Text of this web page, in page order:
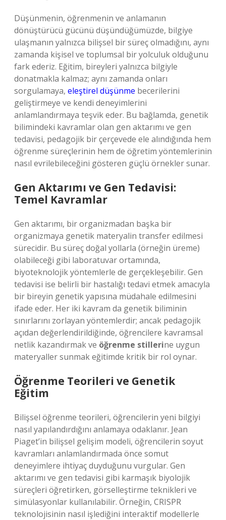
Düşünmenin, öğrenmenin ve anlamanın
dönüştürücü gücünü düşündüğümüzde, bilgiye
ulaşmanın yalnızca bilişsel bir süreç olmadığını, aynı
zamanda kişisel ve toplumsal bir yolculuk olduğunu
fark ederiz. Eğitim, bireyleri yalnızca bilgiyle
donatmakla kalmaz; aynı zamanda onları
sorgulamaya, eleştirel düşünme becerilerini
geliştirmeye ve kendi deneyimlerini
anlamlandırmaya teşvik eder. Bu bağlamda, genetik
bilimindeki kavramlar olan gen aktarımı ve gen
tedavisi, pedagojik bir çerçevede ele alındığında hem
öğrenme süreçlerinin hem de öğretim yöntemlerinin
nasıl evrilebileceğini gösteren güçlü örnekler sunar.
Gen Aktarımı ve Gen Tedavisi:
Temel Kavramlar
Gen aktarımı, bir organizmadan başka bir
organizmaya genetik materyalin transfer edilmesi
sürecidir. Bu süreç doğal yollarla (örneğin üreme)
olabileceği gibi laboratuvar ortamında,
biyoteknolojik yöntemlerle de gerçekleşebilir. Gen
tedavisi ise belirli bir hastalığı tedavi etmek amacıyla
bir bireyin genetik yapısına müdahale edilmesini
ifade eder. Her iki kavram da genetik biliminin
sınırlarını zorlayan yöntemlerdir; ancak pedagojik
açıdan değerlendirildiğinde, öğrencilere kavramsal
netlik kazandırmak ve öğrenme stillerine uygun
materyaller sunmak eğitimde kritik bir rol oynar.
Öğrenme Teorileri ve Genetik
Eğitim
Bilişsel öğrenme teorileri, öğrencilerin yeni bilgiyi
nasıl yapılandırdığını anlamaya odaklanır. Jean
Piaget’in bilişsel gelişim modeli, öğrencilerin soyut
kavramları anlamlandırmada önce somut
deneyimlere ihtiyaç duyduğunu vurgular. Gen
aktarımı ve gen tedavisi gibi karmaşık biyolojik
süreçleri öğretirken, görselleştirme teknikleri ve
simülasyonlar kullanılabilir. Örneğin, CRISPR
teknolojisinin nasıl işlediğini interaktif modellerle